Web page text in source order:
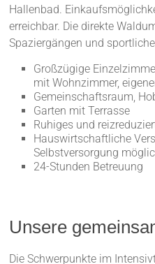
Hallenbad.
erreichbar. Die direkte
Spaziergängen und
Großzügige
mit Wohnzimmer,
Gemeinschaftsraum,
Garten mit Terrasse
Ruhiges und
Hauswirtschaftliche
Selbstversorgung
24-Stunden Betreuung
Unsere
Die Schwerpunkte im